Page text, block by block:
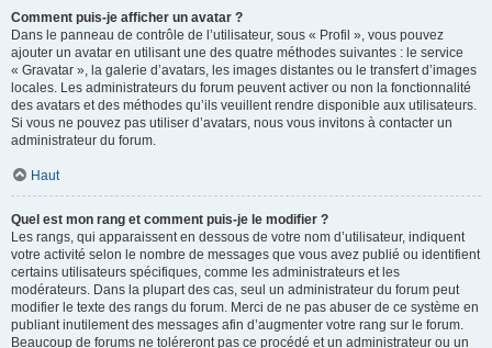
Comment puis-je afficher un avatar ?
Dans le panneau de contrôle de l’utilisateur, sous « Profil », vous pouvez
ajouter un avatar en utilisant une des quatre méthodes suivantes : le service
« Gravatar », la galerie d’avatars, les images distantes ou le transfert d’images
locales. Les administrateurs du forum peuvent activer ou non la fonctionnalité
des avatars et des méthodes qu’ils veuillent rendre disponible aux utilisateurs.
Si vous ne pouvez pas utiliser d’avatars, nous vous invitons à contacter un
administrateur du forum.
Haut
Quel est mon rang et comment puis-je le modifier ?
Les rangs, qui apparaissent en dessous de votre nom d’utilisateur, indiquent
votre activité selon le nombre de messages que vous avez publié ou identifient
certains utilisateurs spécifiques, comme les administrateurs et les
modérateurs. Dans la plupart des cas, seul un administrateur du forum peut
modifier le texte des rangs du forum. Merci de ne pas abuser de ce système en
publiant inutilement des messages afin d’augmenter votre rang sur le forum.
Beaucoup de forums ne toléreront pas ce procédé et un administrateur ou un